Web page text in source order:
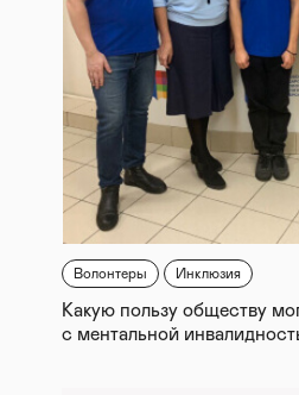
Волонтеры Инклюзия
Какую пользу обществу
с ментальной